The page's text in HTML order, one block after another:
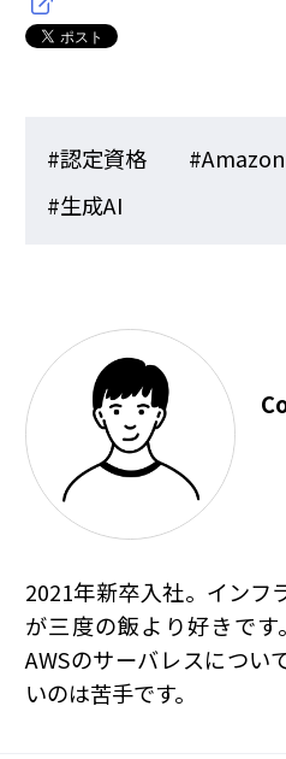
#認定資格
#生成AI
2021年新卒入社。インフ
が三度の飯より好きで
AWSのサーバレスについ
いのは苦手です。